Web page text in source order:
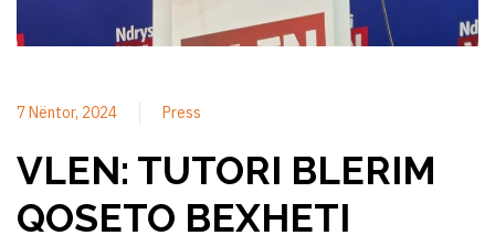
7 Nëntor, 2024 Press
VLEN: TUTORI BLERIM
QOSETO BEXHETI